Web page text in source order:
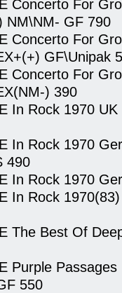
Concerto For
NM\NM- GF 790
Concerto For
GF\Unipak
Concerto For
) 390
In Rock 1970
In Rock 1970
490
In Rock 1970
In Rock
The Best Of
Purple
550